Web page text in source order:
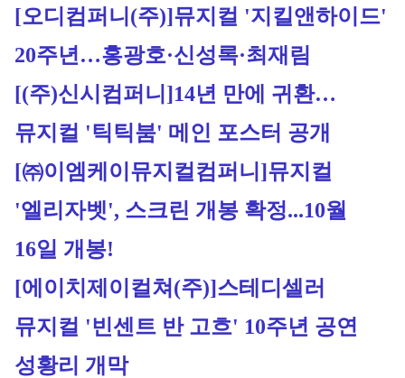
[오디컴퍼니(주)]뮤지컬 '지킬앤하이드'
20주년…홍광호·신성록·최재림
[(주)신시컴퍼니]14년 만에 귀환…
뮤지컬 '틱틱붐' 메인 포스터 공개
[㈜이엠케이뮤지컬컴퍼니]뮤지컬
'엘리자벳', 스크린 개봉 확정...10월
16일 개봉!
[에이치제이컬쳐(주)]스테디셀러
뮤지컬 '빈센트 반 고흐' 10주년 공연
성황리 개막